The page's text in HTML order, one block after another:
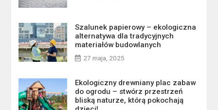
Szalunek papierowy – ekologiczna
alternatywa dla tradycyjnych
materiałów budowlanych
27 maja, 2025
Ekologiczny drewniany plac zabaw
do ogrodu – stwórz przestrzeń
bliską naturze, którą pokochają